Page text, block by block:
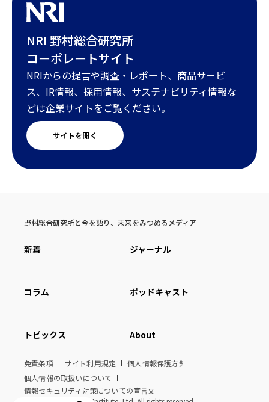
NRI 野村総合研究所
コーポレートサイト
NRIからの提言や調査・レポート、商品サービ
ス、IR情報、採用情報、サステナビリティ情報な
どは企業サイトをご覧ください。
サイトを開く
野村総合研究所と今を語り、未来をみつめるメディア
新着 ジャーナル
コラム ポッドキャスト
トピックス About
免責条項 サイト利用規定
個人情報保護方針
個人情報の取扱いについて
情報セキュリティ対策についての宣言文